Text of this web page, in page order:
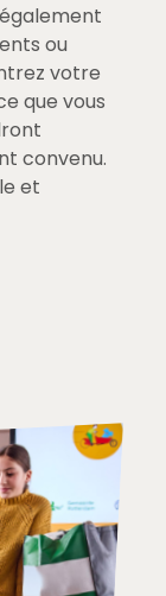
ou
votre
que vous
convenu.
et